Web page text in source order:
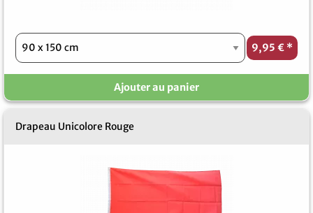
9,95 € *
Ajouter au panier
Drapeau Unicolore Rouge